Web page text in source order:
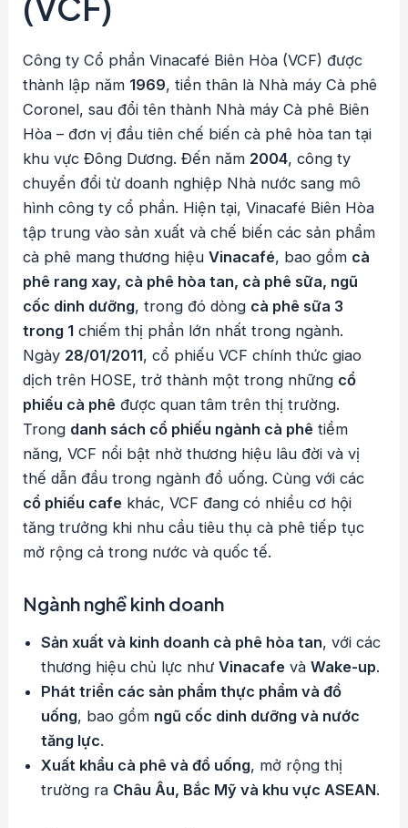
Công ty Cổ phần Vinacafé Biên Hòa (VCF) được
thành lập năm 1969, tiền thân là Nhà máy Cà phê
Coronel, sau đổi tên thành Nhà máy Cà phê Biên
Hòa – đơn vị đầu tiên chế biến cà phê hòa tan tại
khu vực Đông Dương. Đến năm 2004, công ty
chuyển đổi từ doanh nghiệp Nhà nước sang mô
hình công ty cổ phần. Hiện tại, Vinacafé Biên Hòa
tập trung vào sản xuất và chế biến các sản phẩm
cà phê mang thương hiệuVinacafé, bao gồm cà
phê rang xay, cà phê hòa tan, cà phê sữa, ngũ
cốc dinh dưỡng, trong đó dòng cà phê sữa 3
trong 1 chiếm thị phần lớn nhất trong ngành.
Ngày 28/01/2011, cổ phiếu VCF chính thức giao
dịch trên HOSE, trở thành một trong những cổ
phiếu cà phê được quan tâm trên thị trường.
Trong danh sách cổ phiếu ngành cà phê tiềm
năng, VCF nổi bật nhờ thương hiệu lâu đời và vị
thế dẫn đầu trong ngành đồ uống. Cùng với các
cổ phiếu cafe khác, VCF đang có nhiều cơ hội
tăng trưởng khi nhu cầu tiêu thụ cà phê tiếp tục
mở rộng cả trong nước và quốc tế.
Ngành nghề kinh doanh
Sản xuất và kinh doanh cà phê hòa tan, với các
thương hiệu chủ lực nhưVinacafe vàWake-up.
Phát triển các sản phẩm thực phẩm và đồ
uống, bao gồm ngũ cốc dinh dưỡng và nước
tăng lực.
Xuất khẩu cà phê và đồ uống, mở rộng thị
trường ra Châu Âu, Bắc Mỹ và khu vực ASEAN.